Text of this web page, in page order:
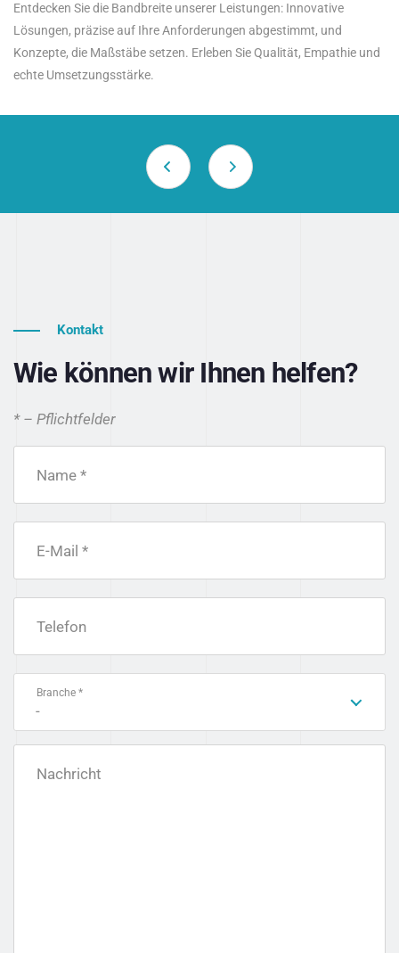
Entdecken Sie die Bandbreite unserer Leistungen: Innovative
Lösungen, präzise auf Ihre Anforderungen abgestimmt, und
Konzepte, die Maßstäbe setzen. Erleben Sie Qualität, Empathie und
echte Umsetzungsstärke.
Kontakt
Wie können wir Ihnen helfen?
* – Pflichtfelder
Name *
E-Mail *
Telefon
Branche *
-
Nachricht